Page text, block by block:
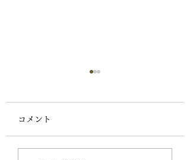
更新です 「出張につい
コメント